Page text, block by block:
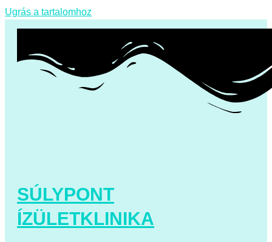
Ugrás a tartalomhoz
SÚLYPONT
ÍZÜLETKLINIKA